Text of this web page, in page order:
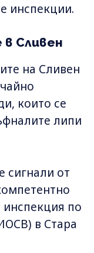
инспекции.
Сливен
на Сливен
които се
липи
сигнали от
по
в Стара